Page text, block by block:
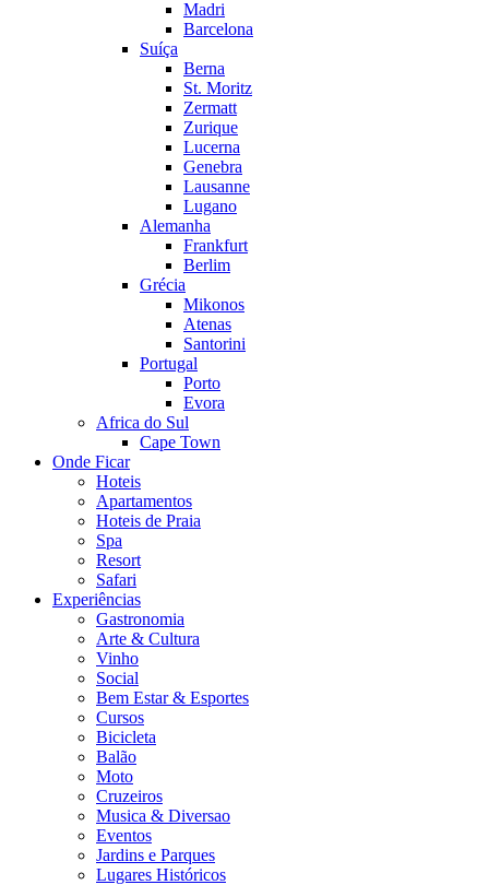
Madri
Barcelona
Suíça
Berna
St. Moritz
Zermatt
Zurique
Lucerna
Genebra
Lausanne
Lugano
Alemanha
Frankfurt
Berlim
Grécia
Mikonos
Atenas
Santorini
Portugal
Porto
Evora
Africa do Sul
Cape Town
Onde Ficar
Hoteis
Apartamentos
Hoteis de Praia
Spa
Resort
Safari
Experiências
Gastronomia
Arte & Cultura
Vinho
Social
Bem Estar & Esportes
Cursos
Bicicleta
Balão
Moto
Cruzeiros
Musica & Diversao
Eventos
Jardins e Parques
Lugares Históricos